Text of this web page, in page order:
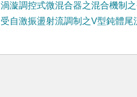
渦漩調控式微混合器之混合機制
受自激振盪射流調制之V型鈍體尾